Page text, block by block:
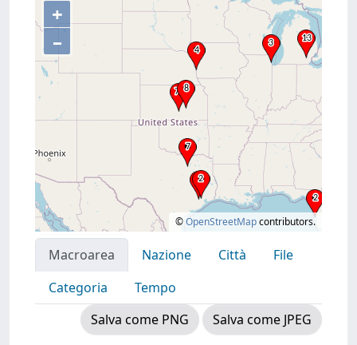
+
–
©OpenStreetMapcontributors.
Macroarea Nazione Città
File
Categoria
Tempo
Salva come PNG
Salva come JPEG